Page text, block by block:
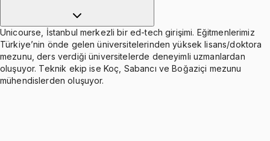
Unicourse, İstanbul merkezli bir ed-tech girişimi. Eğitmenlerimiz
Türkiye’nin önde gelen üniversitelerinden yüksek lisans/doktora
mezunu, ders verdiği üniversitelerde deneyimli uzmanlardan
oluşuyor. Teknik ekip ise Koç, Sabancı ve Boğaziçi mezunu
mühendislerden oluşuyor.